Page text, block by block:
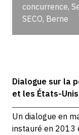
concurrence,
SECO, Berne
Dialogue sur la
et les États-Unis
Un dialogue en
instauré en 2013